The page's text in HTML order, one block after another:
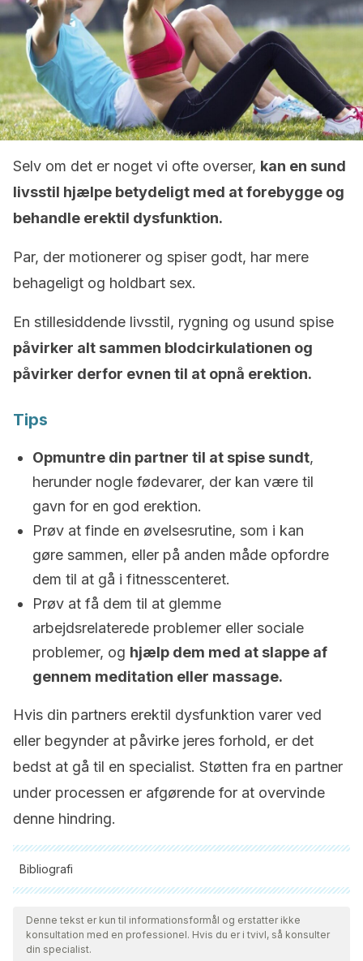
Selv om det er noget vi ofte overser, kan en sund
livsstil hjælpe betydeligt med at forebygge og
behandle erektil dysfunktion.
Par, der motionerer og spiser godt, har mere
behageligt og holdbart sex.
En stillesiddende livsstil, rygning og usund spise
påvirker alt sammen blodcirkulationen og
påvirker derfor evnen til at opnå erektion.
Tips
Opmuntre din partner til at spise sundt,
herunder nogle fødevarer, der kan være til
gavn for en god erektion.
Prøv at finde en øvelsesrutine, som i kan
gøre sammen, eller på anden måde opfordre
dem til at gå i fitnesscenteret.
Prøv at få dem til at glemme
arbejdsrelaterede problemer eller sociale
problemer, og hjælp dem med at slappe af
gennem meditation eller massage.
Hvis din partners erektil dysfunktion varer ved
eller begynder at påvirke jeres forhold, er det
bedst at gå til en specialist. Støtten fra en partner
under processen er afgørende for at overvinde
denne hindring.
Bibliografi
Alle citerede kilder blev grundigt gennemgået af vores team
for at sikre deres kvalitet, pålidelighed, aktualitet og validitet.
Bibliografien i denne artikel blev betragtet som pålidelig og af
Denne tekst er kun til informationsformål og erstatter ikke
konsultation med en professionel. Hvis du er i tvivl, så konsulter
din specialist.